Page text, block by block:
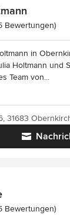
5
Bewertungen)
in
Holtmann und
Team von...
31683
5
Bewertungen)